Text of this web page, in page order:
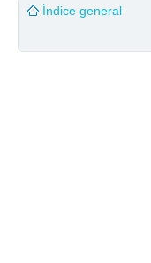
Índice general